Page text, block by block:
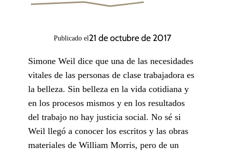
Publicado el21 de octubre de 2017
Simone Weil dice que una de las necesidades
vitales de las personas de clase trabajadora es
la belleza. Sin belleza en la vida cotidiana y
en los procesos mismos y en los resultados
del trabajo no hay justicia social. No sé si
Weil llegó a conocer los escritos y las obras
materiales de William Morris, pero de un